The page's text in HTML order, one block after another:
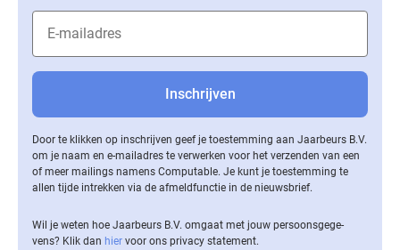
Door te klikken op inschrijven geef je toestemming aan Jaarbeurs B.V.
om je naam en e-mailadres te verwerken voor het verzenden van een
of meer mailings namens Computable. Je kunt je toestemming te
allen tijde intrekken via de af­meld­func­tie in de nieuwsbrief.
Wil je weten hoe Jaarbeurs B.V. omgaat met jouw per­soons­ge­ge­
vens? Klik dan hier voor ons privacy statement.